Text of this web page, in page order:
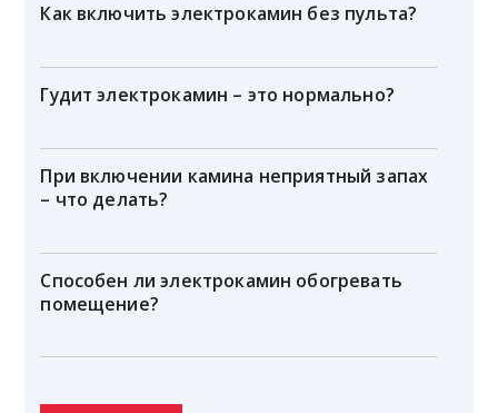
Как включить электрокамин без пульта?
Гудит электрокамин – это нормально?
При включении камина неприятный запах
– что делать?
Способен ли электрокамин обогревать
помещение?